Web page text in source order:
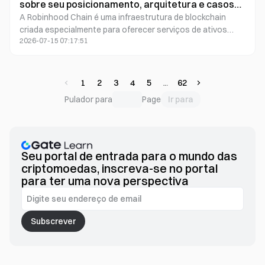
sobre seu posicionamento, arquitetura e casos
de uso
A Robinhood Chain é uma infraestrutura de blockchain
criada especialmente para oferecer serviços de ativos
digitais ao consumidor, integrando de forma fluida a
foca em operações de conta otimizadas, enquanto o back-
compensação e liquidação, além de canais cross-chain. O
mas sim em unir emissão de ativos, transferências, gestão
de riscos, auditoria e integração de aplicações em um fluxo
de trabalho único e totalmente rastreável.
2026-07-15 07:17:51
1 2 3 4 5
62
Pulador para
Page Ir para
Seu portal de entrada para o mundo das
criptomoedas, inscreva-se no portal
para ter uma nova perspectiva
Subscrever